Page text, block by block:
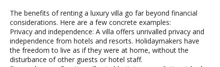
The benefits of renting a luxury villa go far beyond financial
considerations. Here are a few concrete examples:
Privacy and independence: A villa offers unrivalled privacy and
independence from hotels and resorts. Holidaymakers have
the freedom to live as if they were at home, without the
disturbance of other guests or hotel staff.